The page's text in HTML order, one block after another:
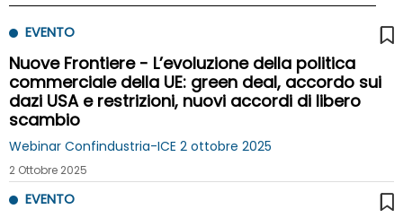
EVENTO
Nuove Frontiere - L’evoluzione della politica
commerciale della UE: green deal, accordo sui
dazi USA e restrizioni, nuovi accordi di libero
scambio
Webinar Confindustria-ICE 2 ottobre 2025
2 Ottobre 2025
EVENTO